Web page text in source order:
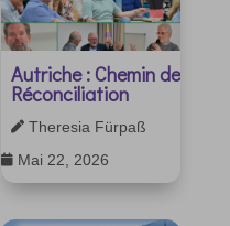
Autriche : Chemin de
Réconciliation
 Theresia Fürpaß
 Mai 22, 2026